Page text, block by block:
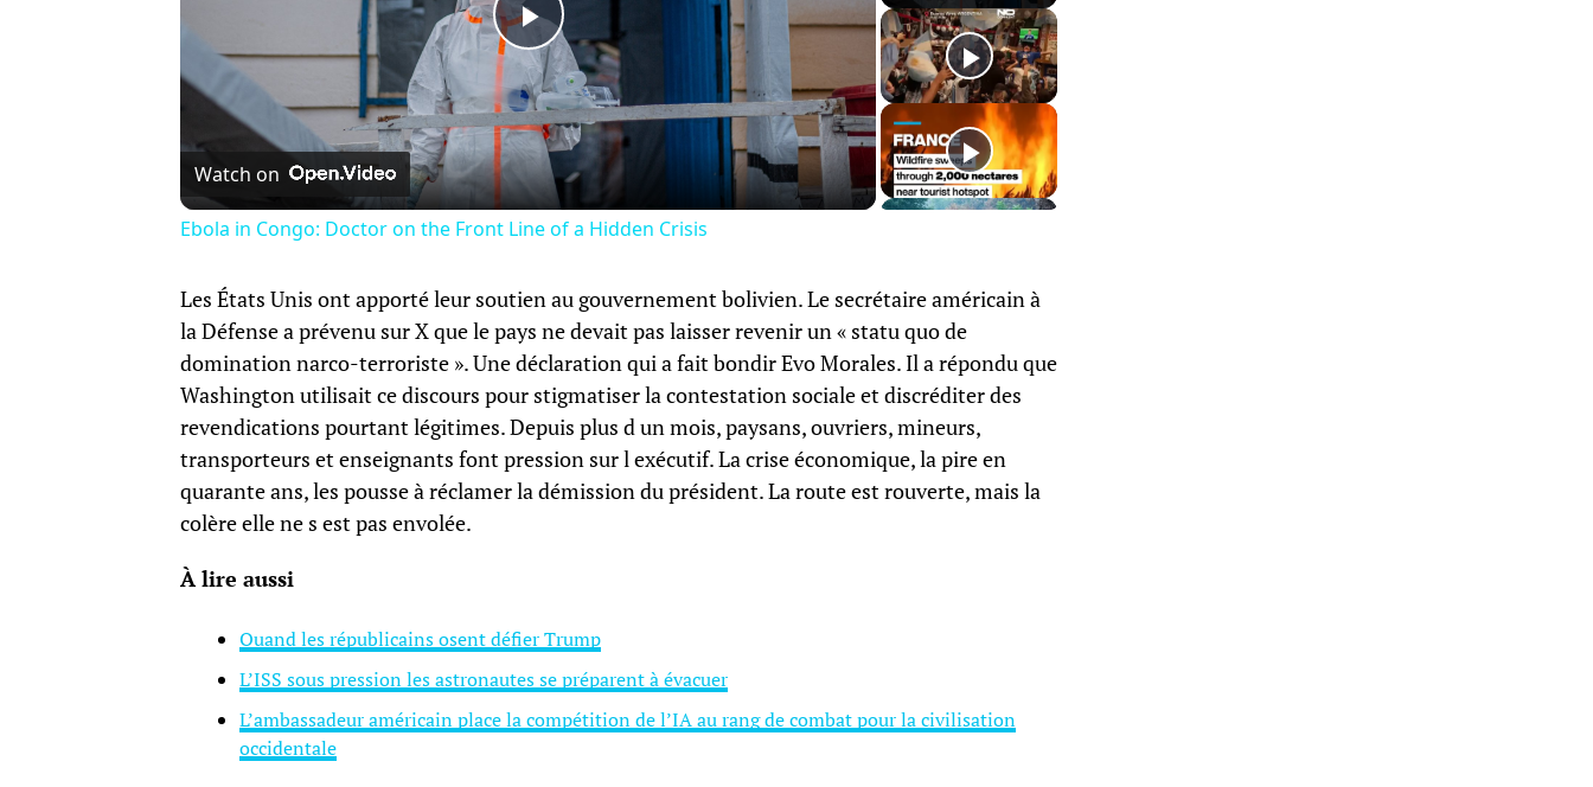
Play
Video
Watch on
Ebola in Congo: Doctor on the Front Line of a Hidden Crisis
Les États Unis ont apporté leur soutien au gouvernement bolivien. Le secrétaire américain à
la Défense a prévenu sur X que le pays ne devait pas laisser revenir un « statu quo de
domination narco-terroriste ». Une déclaration qui a fait bondir Evo Morales. Il a répondu que
Washington utilisait ce discours pour stigmatiser la contestation sociale et discréditer des
revendications pourtant légitimes. Depuis plus d un mois, paysans, ouvriers, mineurs,
transporteurs et enseignants font pression sur l exécutif. La crise économique, la pire en
quarante ans, les pousse à réclamer la démission du président. La route est rouverte, mais la
colère elle ne s est pas envolée.
À lire aussi
Quand les républicains osent défier Trump
L’ISS sous pression les astronautes se préparent à évacuer
L’ambassadeur américain place la compétition de l’IA au rang de combat pour la civilisation
occidentale